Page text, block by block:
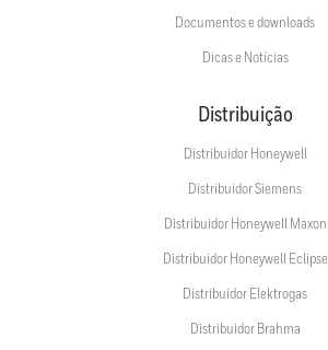
Documentos e downloads
Dicas e Notícias
Distribuição
Distribuidor Honeywell
Distribuidor Siemens
Distribuidor Honeywell Maxon
Distribuidor Honeywell Eclipse
Distribuidor Elektrogas
Distribuidor Brahma